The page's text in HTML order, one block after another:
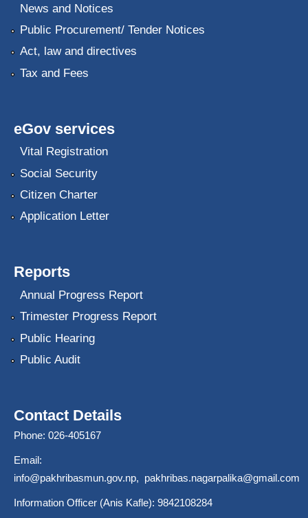
News and Notices
Public Procurement/ Tender Notices
Act, law and directives
Tax and Fees
eGov services
Vital Registration
Social Security
Citizen Charter
Application Letter
Reports
Annual Progress Report
Trimester Progress Report
Public Hearing
Public Audit
Contact Details
Phone: 026-405167
Email:
info@pakhribasmun.gov.np, pakhribas.nagarpalika@gmail.com
Information Officer (Anis Kafle): 9842108284